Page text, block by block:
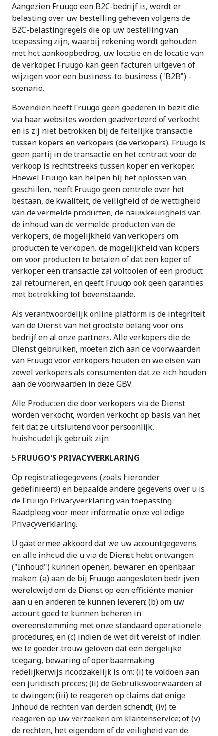
Aangezien Fruugo een B2C-bedrijf is, wordt er
belasting over uw bestelling geheven volgens de
B2C-belastingregels die op uw bestelling van
toepassing zijn, waarbij rekening wordt gehouden
met het aankoopbedrag, uw locatie en de locatie van
de verkoper. Fruugo kan geen facturen uitgeven of
wijzigen voor een business-to-business ("B2B") -
scenario.
Bovendien heeft Fruugo geen goederen in bezit die
via haar websites worden geadverteerd of verkocht
en is zij niet betrokken bij de feitelijke transactie
tussen kopers en verkopers (de verkopers). Fruugo is
geen partij in de transactie en het contract voor de
verkoop is rechtstreeks tussen koper en verkoper.
Hoewel Fruugo kan helpen bij het oplossen van
geschillen, heeft Fruugo geen controle over het
bestaan, de kwaliteit, de veiligheid of de wettigheid
van de vermelde producten, de nauwkeurigheid van
de inhoud van de vermelde producten van de
verkopers, de mogelijkheid van verkopers om
producten te verkopen, de mogelijkheid van kopers
om voor producten te betalen of dat een koper of
verkoper een transactie zal voltooien of een product
zal retourneren, en geeft Fruugo ook geen garanties
met betrekking tot bovenstaande.
Als verantwoordelijk online platform is de integriteit
van de Dienst van het grootste belang voor ons
bedrijf en al onze partners. Alle verkopers die de
Dienst gebruiken, moeten zich aan de voorwaarden
van Fruugo voor verkopers houden en we eisen van
zowel verkopers als consumenten dat ze zich houden
aan de voorwaarden in deze GBV.
Alle Producten die door verkopers via de Dienst
worden verkocht, worden verkocht op basis van het
feit dat ze uitsluitend voor persoonlijk,
huishoudelijk gebruik zijn.
5.FRUUGO'S PRIVACYVERKLARING
Op registratiegegevens (zoals hieronder
gedefinieerd) en bepaalde andere gegevens over u is
de Fruugo Privacyverklaring van toepassing.
Raadpleeg voor meer informatie onze volledige
Privacyverklaring.
U gaat ermee akkoord dat we uw accountgegevens
en alle inhoud die u via de Dienst hebt ontvangen
("Inhoud") kunnen openen, bewaren en openbaar
maken: (a) aan de bij Fruugo aangesloten bedrijven
wereldwijd om de Dienst op een efficiënte manier
aan u en anderen te kunnen leveren; (b) om uw
account goed te kunnen beheren in
overeenstemming met onze standaard operationele
procedures; en (c) indien de wet dit vereist of indien
we te goeder trouw geloven dat een dergelijke
toegang, bewaring of openbaarmaking
redelijkerwijs noodzakelijk is om: (i) te voldoen aan
een juridisch proces; (ii) de Gebruiksvoorwaarden af
te dwingen; (iii) te reageren op claims dat enige
Inhoud de rechten van derden schendt; (iv) te
reageren op uw verzoeken om klantenservice; of (v)
de rechten, het eigendom of de veiligheid van de